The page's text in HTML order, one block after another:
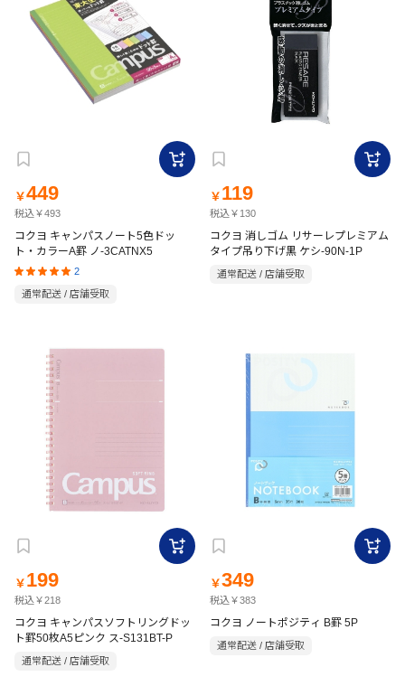
￥449
税込￥493
コクヨ キャンパスノート5色ドッ
ト・カラーA罫 ノ-3CATNX5
2
通常配送 / 店舗受取
￥ 119
税込￥130
コクヨ 消しゴム リサーレプレミアム
タイプ吊り下げ黒 ケシ-90N-1P
通常配送 / 店舗受取
￥ 199
税込￥218
コクヨ キャンパスソフトリングドッ
ト罫50枚A5ピンク ス-S131BT-P
通常配送 / 店舗受取
￥349
税込￥383
コクヨ ノートポジティ B罫 5P
通常配送 / 店舗受取